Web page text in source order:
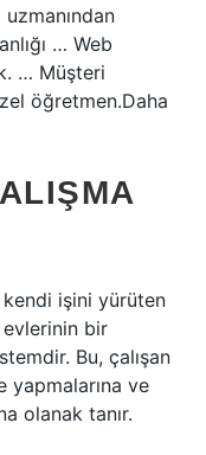
… Web
… Müşteri
öğretmen.Daha
kendi işini yürüten
bir
Bu, çalışan
yapmalarına ve
olanak tanır.